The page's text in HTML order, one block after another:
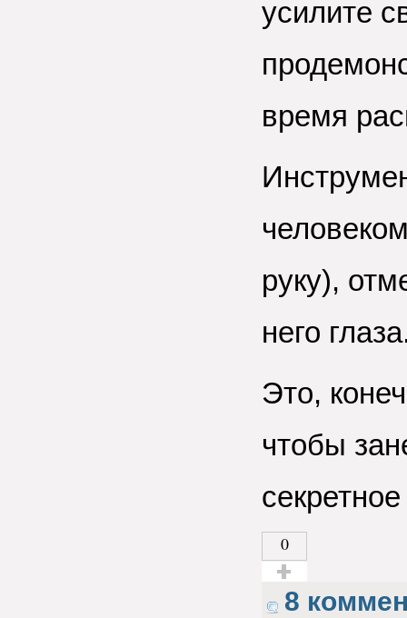
усилите
время
руку),
него
Это,
чтобы
0
Голос за!
8